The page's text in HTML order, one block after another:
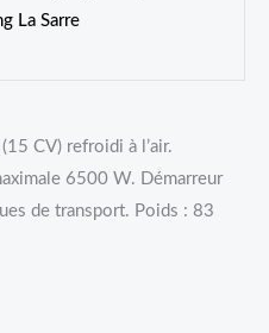
La Sarre
CV) refroidi à l’air.
6500 W. Démarreur
de transport. Poids : 83